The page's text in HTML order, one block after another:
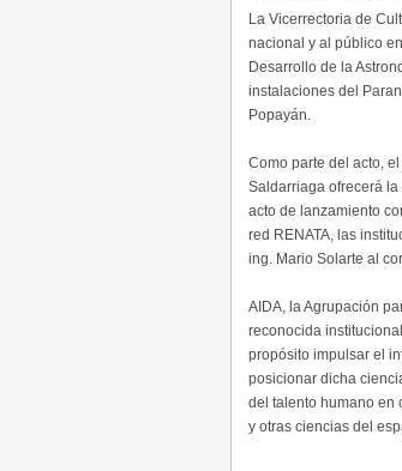
La Vicerrectoria de
nacional y al público
Desarrollo de la
instalaciones del
Popayán.
Como parte del acto,
Saldarriaga ofrecerá la
acto de lanzamiento
red RENATA, las
ing. Mario Solarte al
AIDA, la Agrupación
reconocida
propósito impulsar el
posicionar dicha
del talento humano en
y otras ciencias del